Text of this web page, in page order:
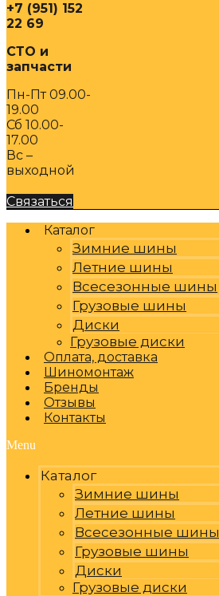
+7 (951) 152
22 69
СТО и
запчасти
Пн-Пт 09.00-
19.00
Сб 10.00-
17.00
Вс –
выходной
Связаться
Каталог
Зимние шины
Летние шины
Всесезонные шины
Грузовые шины
Диски
Грузовые диски
Оплата, доставка
Шиномонтаж
Бренды
Отзывы
Контакты
Menu
Каталог
Зимние шины
Летние шины
Всесезонные шины
Грузовые шины
Диски
Грузовые диски